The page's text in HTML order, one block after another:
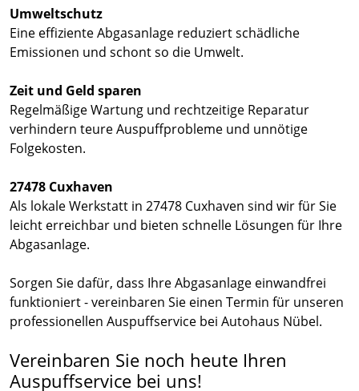
Umweltschutz
Eine effiziente Abgasanlage reduziert schädliche
Emissionen und schont so die Umwelt.
Zeit und Geld sparen
Regelmäßige Wartung und rechtzeitige Reparatur
verhindern teure Auspuffprobleme und unnötige
Folgekosten.
27478 Cuxhaven
Als lokale Werkstatt in 27478 Cuxhaven sind wir für Sie
leicht erreichbar und bieten schnelle Lösungen für Ihre
Abgasanlage.
Sorgen Sie dafür, dass Ihre Abgasanlage einwandfrei
funktioniert - vereinbaren Sie einen Termin für unseren
professionellen Auspuffservice bei Autohaus Nübel.
Vereinbaren Sie noch heute Ihren
Auspuffservice bei uns!